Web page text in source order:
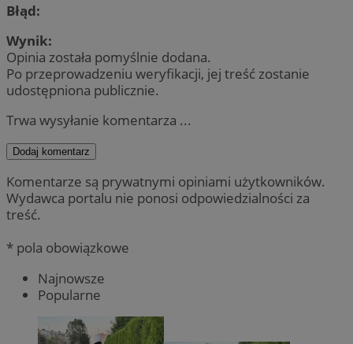
Błąd:
Wynik:
Opinia została pomyślnie dodana.
Po przeprowadzeniu weryfikacji, jej treść zostanie
udostępniona publicznie.
Trwa wysyłanie komentarza ...
Dodaj komentarz
Komentarze są prywatnymi opiniami użytkowników.
Wydawca portalu nie ponosi odpowiedzialności za
treść.
* pola obowiązkowe
Najnowsze
Popularne